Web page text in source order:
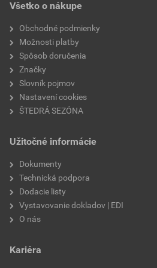
súčiniteľ tepelnej vodivosti
výrobca
faktor difúzneho odporu
fasády
podlahy
priečky
vetrané fasády
ploché strechy
terasy
Všetko o nákupe
Obchodné podmienky
Možnosti platby
Spôsob doručenia
Značky
Slovník pojmov
Nastavení cookies
ŠTEDRÁ SEZÓNA
Užitočné informácie
Dokumenty
Technická podpora
Dodacie listy
Vystavovanie dokladov | EDI
O nás
Kariéra